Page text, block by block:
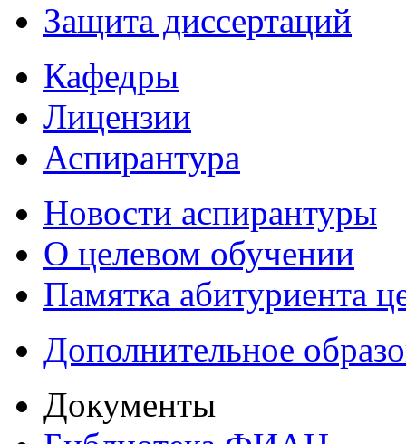
Защита диссертаций
Кафедры
Лицензии
Аспирантура
Новости аспирантуры
О целевом обучении
Памятка абитуриента
Дополнительное
Документы